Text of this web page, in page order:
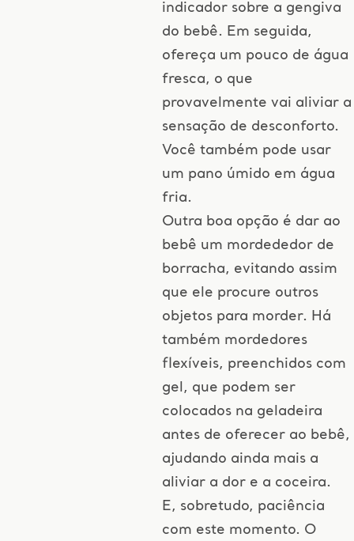
indicador sobre a gengiva
do bebê. Em seguida,
ofereça um pouco de água
fresca, o que
provavelmente vai aliviar a
sensação de desconforto.
Você também pode usar
um pano úmido em água
fria.
Outra boa opção é dar ao
bebê um mordededor de
borracha, evitando assim
que ele procure outros
objetos para morder. Há
também mordedores
flexíveis, preenchidos com
gel, que podem ser
colocados na geladeira
antes de oferecer ao bebê,
ajudando ainda mais a
aliviar a dor e a coceira.
E, sobretudo, paciência
com este momento. O